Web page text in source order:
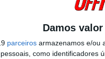
Damos
parceiros armazenamos e/ou
como identificadores
. Por sua vez,